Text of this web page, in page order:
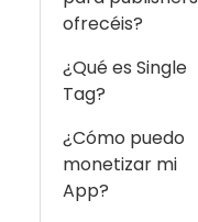
ofrecéis?
¿Qué es Single
Tag?
¿Cómo puedo
monetizar mi
App?